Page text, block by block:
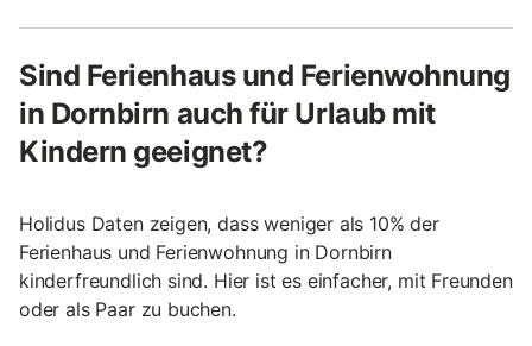
Sind Ferienhaus und Ferienwohnung
in Dornbirn auch für Urlaub mit
Kindern geeignet?
Holidus Daten zeigen, dass weniger als 10% der
Ferienhaus und Ferienwohnung in Dornbirn
kinderfreundlich sind. Hier ist es einfacher, mit Freunden
oder als Paar zu buchen.